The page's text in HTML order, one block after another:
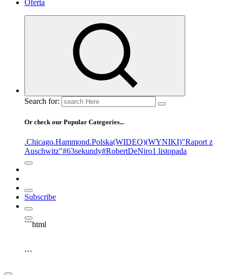
Oferta
Search for:
Or check our Popular Categories...
.Chicago.Hammond.Polska(WIDEO)(WYNIKI)"Raport z
Auschwitz"#63sekundy#RobertDeNiro1 listopada
Subscribe
```html
```